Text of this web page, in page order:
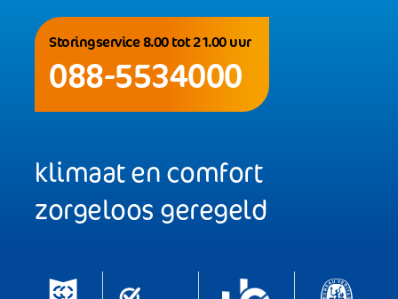
Storingservice 8.00 tot 21.00 uur
088-5534000
klimaat en comfort
zorgeloos geregeld